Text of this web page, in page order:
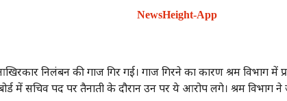
निलंबन की गाज गिर गई। गाज गिरने का कारण श्रम विभाग में
में सचिव पद पर तैनाती के दौरान उन पर ये आरोप लगे। श्रम विभाग